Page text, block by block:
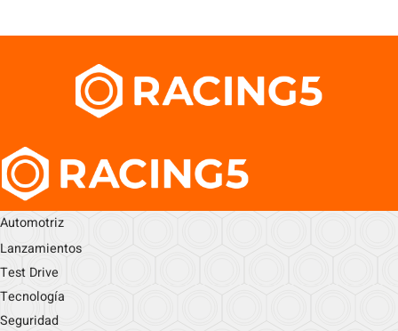
Automotriz
Lanzamientos
Test Drive
Tecnología
Seguridad